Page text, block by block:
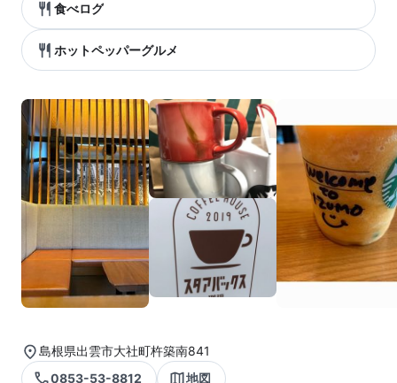
食べログ
ホットペッパーグルメ
島根県出雲市大社町杵築南841
0853-53-8812
地図